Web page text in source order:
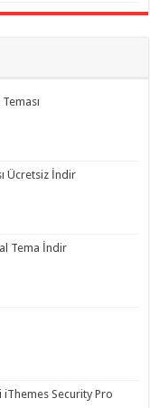
Ücretsiz İndir
Tema İndir
iThemes Security Pro